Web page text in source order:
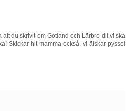
du skrivit om Gotland och Lärbro dit vi ska
Skickar hit mamma också, vi älskar pyssel